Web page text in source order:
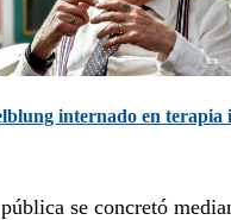
internado en terapia
se concretó